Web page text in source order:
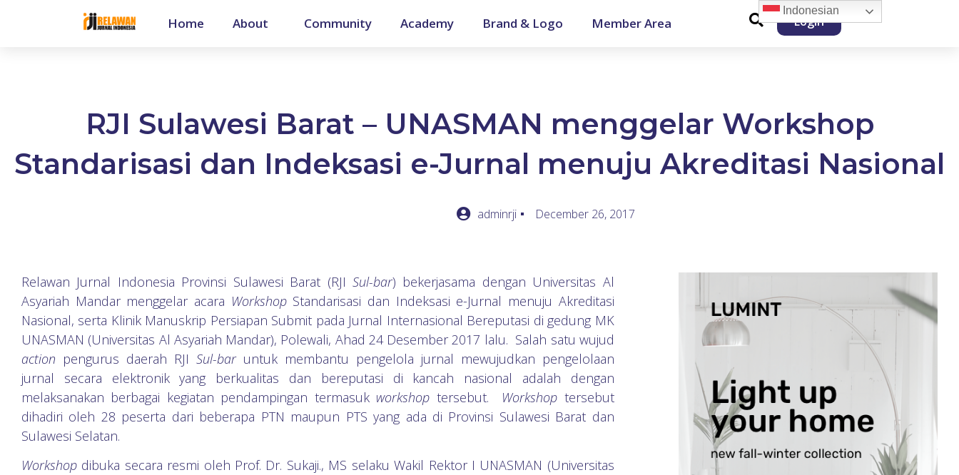
Home About Community Academy Brand & Logo Member Area Login
RJI Sulawesi Barat – UNASMAN menggelar Workshop
Standarisasi dan Indeksasi e-Jurnal menuju Akreditasi Nasional
adminrji December 26, 2017
Relawan Jurnal Indonesia Provinsi Sulawesi Barat (RJISul-bar) bekerjasama dengan Universitas Al
Asyariah Mandar menggelar acara Workshop Standarisasi dan Indeksasi e-Jurnal menuju Akreditasi
Nasional, serta Klinik Manuskrip Persiapan Submit pada Jurnal Internasional Bereputasi di gedung MK
UNASMAN (Universitas Al Asyariah Mandar), Polewali, Ahad 24 Desember 2017 lalu. Salah satu wujud
action pengurus daerah RJI Sul-bar untuk membantu pengelola jurnal mewujudkan pengelolaan
jurnal secara elektronik yang berkualitas dan bereputasi di kancah nasional adalah dengan
melaksanakan berbagai kegiatan pendampingan termasuk workshop tersebut. Workshop tersebut
dihadiri oleh 28 peserta dari beberapa PTN maupun PTS yang ada di Provinsi Sulawesi Barat dan
Sulawesi Selatan.
Workshop dibuka secara resmi oleh Prof. Dr. Sukaji., MS selaku Wakil Rektor I UNASMAN (Universitas
Indonesian